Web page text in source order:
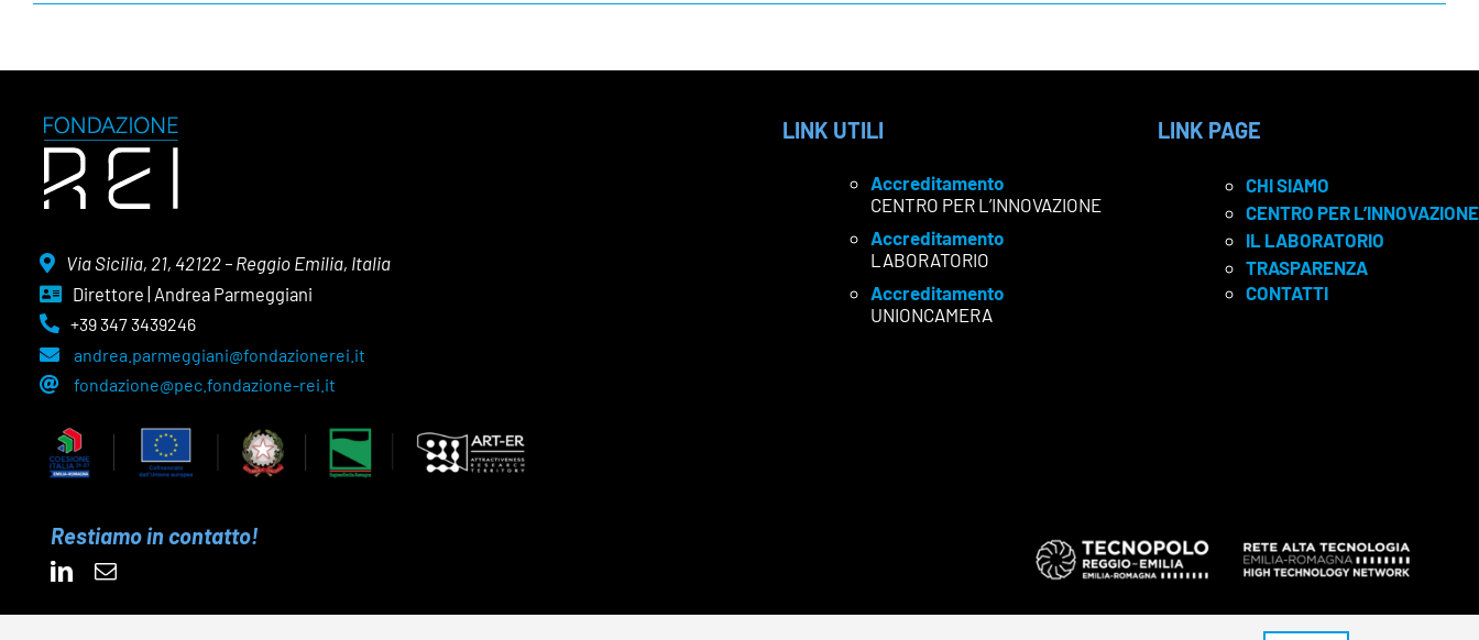
Via Sicilia, 21, 42122 – Reggio Emilia, Italia
Direttore | Andrea Parmeggiani
+39 347 3439246
andrea.parmeggiani@fondazionerei.it
fondazione@pec.fondazione-rei.it
LINK UTILI
Accreditamento
CENTRO PER L’INNOVAZIONE
Accreditamento
LABORATORIO
Accreditamento
UNIONCAMERA
LINK PAGE
CHI SIAMO
CENTRO PER L’INNOVAZIONE
IL LABORATORIO
TRASPARENZA
CONTATTI
Restiamo in contatto!